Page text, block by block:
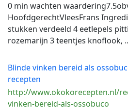
0 min wachten
HoofdgerechtVleesFrans
stukken verdeeld 4 eetlepels
rozemarijn 3 teentjes knoflook,
Blinde vinken bereid als
recepten
http://www.okokorecepten.nl/
vinken-bereid-als-ossobuco